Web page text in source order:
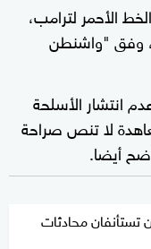
الأحمر لترامب،
وفق "واشنطن
انتشار الأسلحة
لا تنص صراحة
أيضا.
محادثات